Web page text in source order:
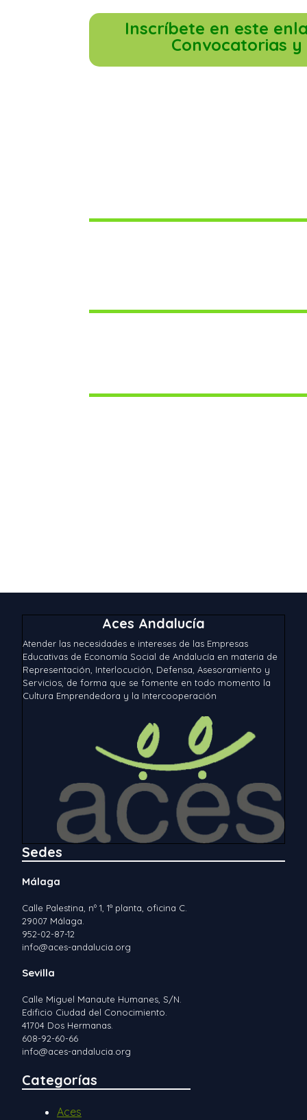
Inscríbete en este
Convocatorias
Aces Andalucía
Atender las necesidades e intereses de las Empresas
Educativas de Economía Social de Andalucía en materia de
Representación, Interlocución, Defensa, Asesoramiento y
Servicios, de forma que se fomente en todo momento la
Cultura Emprendedora y la Intercooperación
Sedes
Málaga
Calle Palestina, nº 1, 1ª planta, oficina C.
29007 Málaga.
952-02-87-12
info@aces-andalucia.org
Sevilla
Calle Miguel Manaute Humanes, S/N.
Edificio Ciudad del Conocimiento.
41704 Dos Hermanas.
608-92-60-66
info@aces-andalucia.org
Categorías
Aces